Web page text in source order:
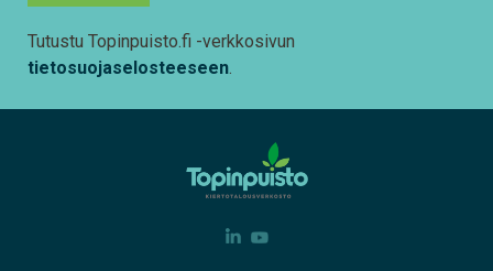
Tutustu Topinpuisto.fi -verkkosivun
tietosuojaselosteeseen.